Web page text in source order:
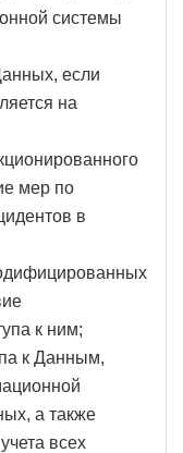
системы
если
на
мер по
в
к ним;
к Данным,
а также
всех